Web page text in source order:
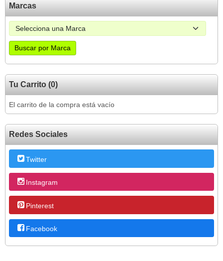
Marcas
Tu Carrito (0)
El carrito de la compra está vacío
Redes Sociales
Twitter
Instagram
Pinterest
Facebook